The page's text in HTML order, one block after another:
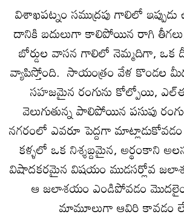
విశాఖపట్నం సముద్రపు గాలిలో ఇప్పుడు
దానికి బదులుగా కాలిపోయిన రాగి
బోర్డుల వాసన గాలిలో నెమ్మదిగా, ఒక
వ్యాపిస్తోంది. సాయంత్రం వేళ కొండల
సహజమైన రంగును కోల్పోయి,
వెలుగుతున్న పాలిపోయిన పసుపు
నగరంలో ఎవరూ పెద్దగా
కళ్ళలో ఒక నిశ్శబ్దమైన, అర్థంకాని
విషాదకరమైన విషయం ముడసర్లోవ
ఆ జలాశయం ఎండిపోవడం
మామూలుగా ఆవిరి కావడం